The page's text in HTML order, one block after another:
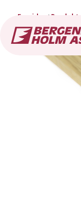
Forside Produkter